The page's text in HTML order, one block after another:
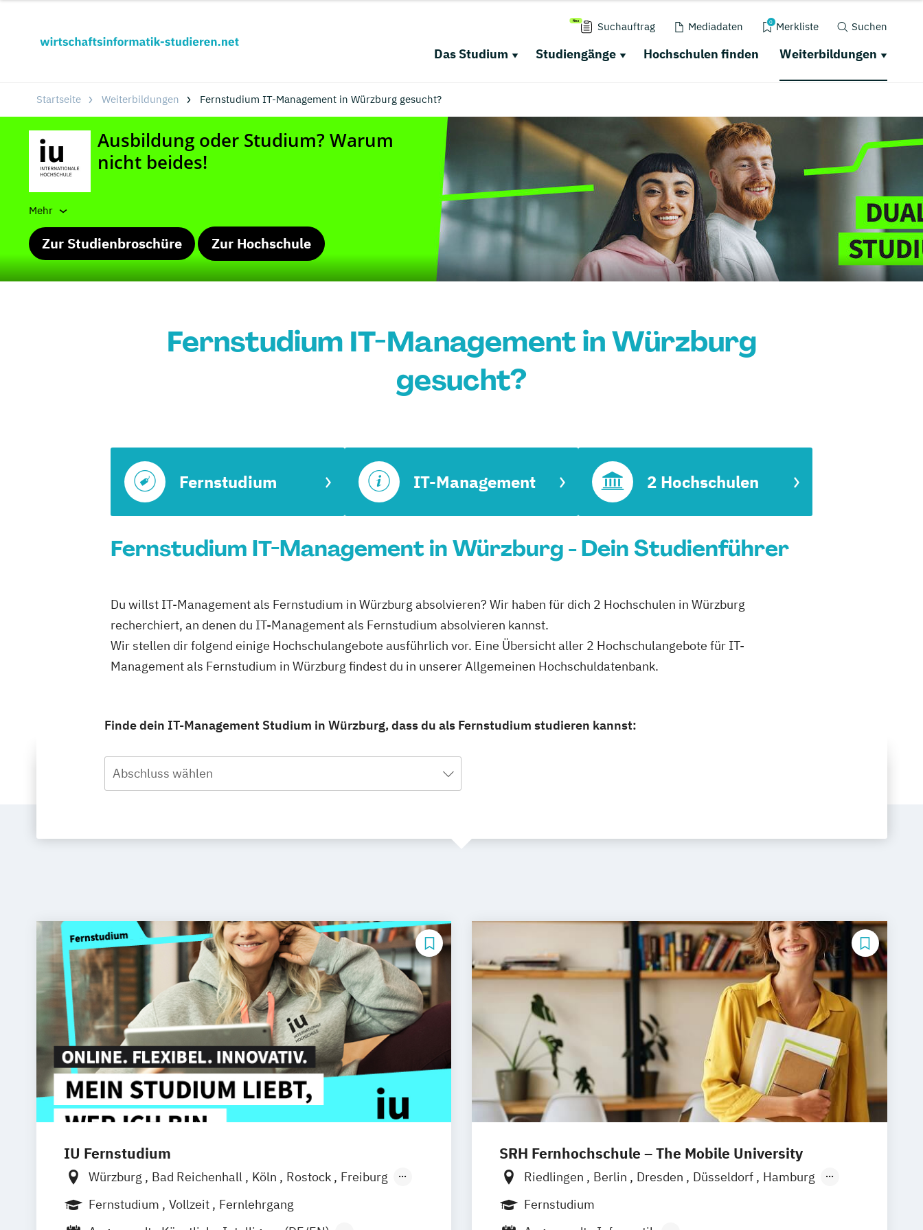
Suchauftrag Mediadaten 0 Merkliste Suchen
Das Studium Studiengänge Hochschulen finden Weiterbildungen
Startseite Weiterbildungen Fernstudium IT-Management in Würzburg gesucht?
Mehr
Zur Studienbroschüre Zur Hochschule
Fernstudium IT-Management in Würzburg
gesucht?
Fernstudium IT-Management 2 Hochschulen
Fernstudium IT-Management in Würzburg - Dein Studienführer
Du willst IT-Management als Fernstudium in Würzburg absolvieren? Wir haben für dich 2 Hochschulen in Würzburg
recherchiert, an denen du IT-Management als Fernstudium absolvieren kannst.
Wir stellen dir folgend einige Hochschulangebote ausführlich vor. Eine Übersicht aller 2 Hochschulangebote für IT-
Management als Fernstudium in Würzburg findest du in unserer Allgemeinen Hochschuldatenbank.
Finde dein IT-Management Studium in Würzburg, dass du als Fernstudium studieren kannst:
Abschluss wählen
IU Fernstudium
Würzburg Bad Reichenhall Köln Rostock
Freiburg
Kiel
Frankfurt am Main Stuttgart
Bielefeld Deggendorf Karlsruhe
Fernstudium Vollzeit
Fernlehrgang
SRH Fernhochschule – The Mobile University
Riedlingen Berlin Dresden Düsseldorf
Hamburg
Hannover
Fernstudium